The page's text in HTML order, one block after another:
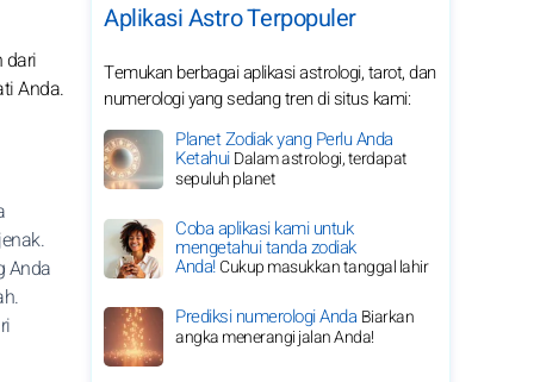
dari
Anda.
Anda
Aplikasi Astro Terpopuler
Temukan berbagai aplikasi astrologi, tarot, dan
numerologi yang sedang tren di situs kami:
Planet Zodiak yang Perlu Anda
KetahuiDalam astrologi, terdapat
sepuluh planet
Coba aplikasi kami untuk
mengetahui tanda zodiak
Anda!Cukup masukkan tanggal lahir
Prediksi numerologi Anda Biarkan
angka menerangi jalan Anda!